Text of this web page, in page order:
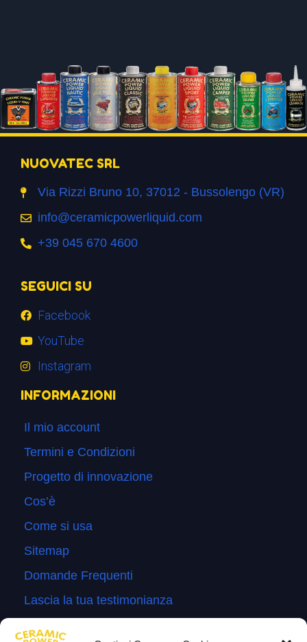
NUOVATEC SRL
Via Rizzi Bruno 10, 37012 - Bussolengo (VR)
info@ceramicpowerliquid.com
+39 045 670 4600
SEGUICI SU
Facebook
YouTube
Instagram
INFORMAZIONI
Il mio account
Termini e Condizioni
Progetto di innovazione
Cos’è
Come si usa
Sitemap
Domande Frequenti
Lascia la tua testimonianza